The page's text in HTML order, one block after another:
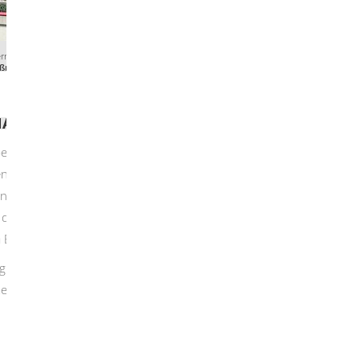
führen
Daten erheben, verarbeiten oder
um die Daten wirksam zu schützen.
(data protection by design) und durch
nachzukommen. Das fordert die
78.
technisch-organisatorische Maßnahmen
Daten angemessenes